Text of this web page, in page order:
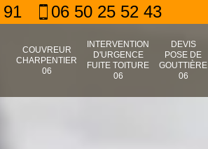
06 50 25 52 43
COUVREUR
CHARPENTIER
06
INTERVENTION
D'URGENCE
FUITE TOITURE
06
DEVIS
POSE DE
GOUTTIÈRE
06